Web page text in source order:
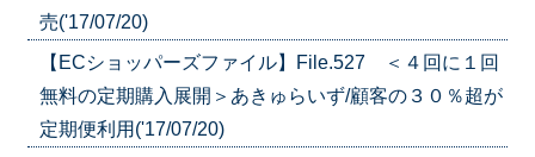
売('17/07/20)
【ECショッパーズファイル】File.527 ＜４回に１回
無料の定期購入展開＞あきゅらいず/顧客の３０％超が
定期便利用('17/07/20)